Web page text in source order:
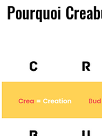
Pourquoi